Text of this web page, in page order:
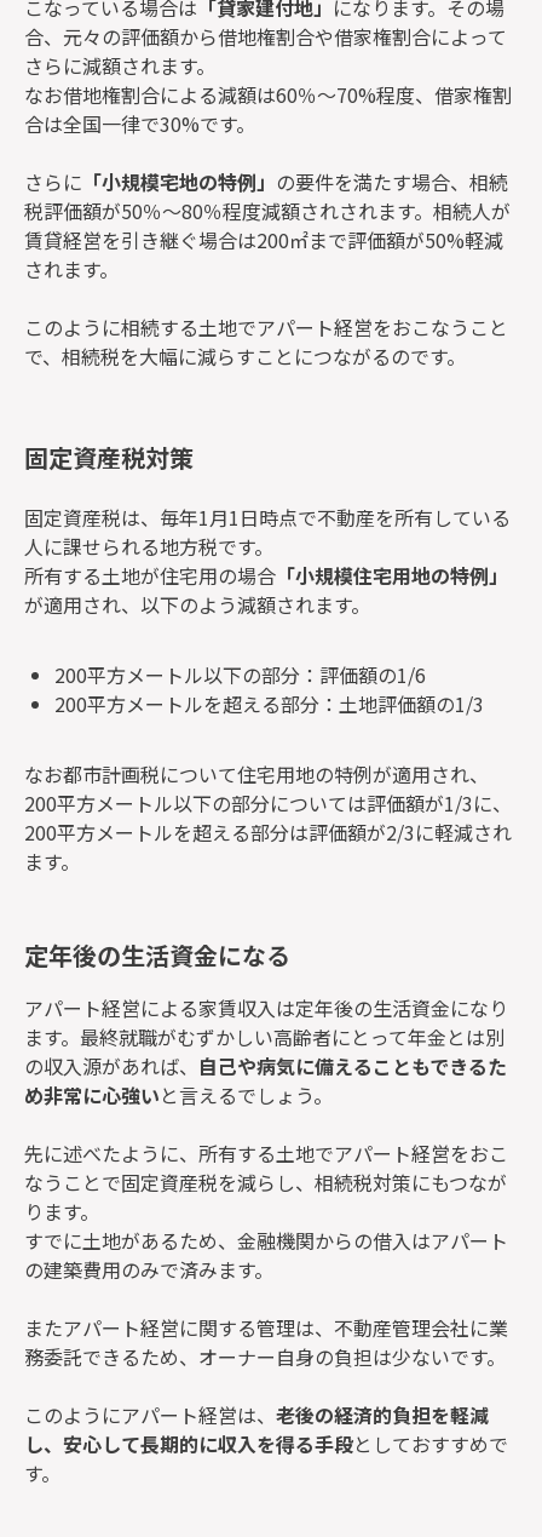
こなっている場合は 「貸家建付地」 になります。その場
合、元々の評価額から借地権割合や借家権割合によって
さらに減額されます。
なお借地権割合による減額は60％～70%程度、借家権割
合は全国一律で30%です。
さらに 「小規模宅地の特例」 の要件を満たす場合、相続
税評価額が50％～80％程度減額されされます。相続人が
賃貸経営を引き継ぐ場合は200㎡まで評価額が50%軽減
されます。
このように相続する土地でアパート経営をおこなうこと
で、相続税を大幅に減らすことにつながるのです。
固定資産税対策
固定資産税は、毎年1月1日時点で不動産を所有している
人に課せられる地方税です。
所有する土地が住宅用の場合 「小規模住宅用地の特例」
が適用され、以下のよう減額されます。
200平方メートル以下の部分：評価額の1/6
200平方メートルを超える部分：土地評価額の1/3
なお都市計画税について住宅用地の特例が適用され、
200平方メートル以下の部分については評価額が1/3に、
200平方メートルを超える部分は評価額が2/3に軽減され
ます。
定年後の生活資金になる
アパート経営による家賃収入は定年後の生活資金になり
ます。最終就職がむずかしい高齢者にとって年金とは別
の収入源があれば、 自己や病気に備えることもできるた
め非常に心強いと言えるでしょう。
先に述べたように、所有する土地でアパート経営をおこ
なうことで固定資産税を減らし、相続税対策にもつなが
ります。
すでに土地があるため、金融機関からの借入はアパート
の建築費用のみで済みます。
またアパート経営に関する管理は、不動産管理会社に業
務委託できるため、オーナー自身の負担は少ないです。
このようにアパート経営は、 老後の経済的負担を軽減
し、安心して長期的に収入を得る手段としておすすめで
す。